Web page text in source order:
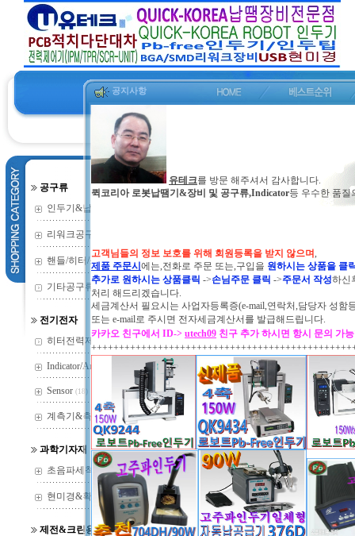
공구류
인두기&납땜기
리워크공구류
핸들/히터/소모 (73)
기타공구류 (2)
전기전자
히터전력제어기
Indicator/Amp
Sensor (18)
계측기&측정기 (37)
과학기자재
초음파세척기 (22)
현미경&확대경 (144)
제전&크린용품
동의보감 건강에 유익한
This document does not exist.
N 제목
공지사항
유테크를 방문 해주셔서 감사합니다.
퀵코리아 로봇납땜기&장비 및 공구류,Indicator등 우수한 품질
고객님들의 정보 보호를 위해 회원등록을 받지 않으며,
제품 주문시 에는,전화로 주문 또는,구입을 원하시는 상품을 클
추가로 원하시는 상품클릭 ->손님주문 클릭 ->주문서 작성하신
처리 해드리겠습니다.
세금계산서 필요시는 사업자등록증(e-mail,연락처,담당자 성함
또는 e-mail로 주시면 전자세금계산서를 발급해드립니다.
카카오 친구에서 ID-> utech09 친구 추가 하시면 항시 문의 가